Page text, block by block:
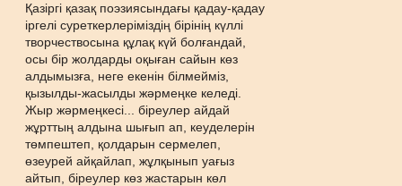
Қазіргі қазақ поэзиясындағы қадау-қадау
іргелі суреткерлеріміздің бірінің күллі
творчествосына құлақ күй болғандай,
осы бір жолдарды оқыған сайын көз
алдымызға, неге екенін білмейміз,
қызылды-жасылды жəрмеңке келеді.
Жыр жəрмеңкесі... біреулер айдай
жұрттың алдына шығып ап, кеуделерін
төмпештеп, қолдарын сермелеп,
өзеурей айқайлап, жұлқынып уағыз
айтып, біреулер көз жастарын көл